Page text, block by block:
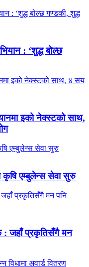
: ‘शुद्ध बोल्छ
इको नेक्स्टको साथ,
कृषि एम्बुलेन्स सेवा सुरु
: जहाँ प्रकृतिसँगै मन